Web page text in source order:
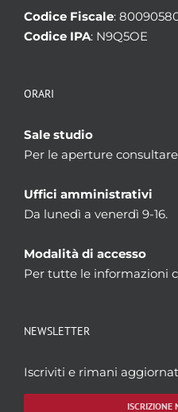
Codice Fiscale:
Codice IPA: N9Q5OE
ORARI
Sale studio
Per le aperture
Uffici amministrativi
Da lunedì a venerdì 9-16.
Modalità di accesso
Per tutte le informazioni
NEWSLETTER
Iscriviti e rimani
ISCRIZIONE